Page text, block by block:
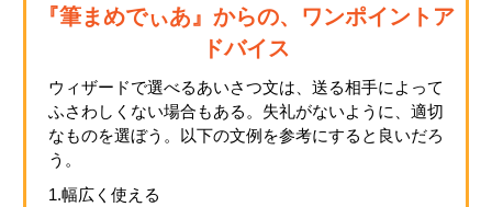
『筆まめでぃあ』からの、ワンポイントア
ドバイス
ウィザードで選べるあいさつ文は、送る相手によって
ふさわしくない場合もある。失礼がないように、適切
なものを選ぼう。以下の文例を参考にすると良いだろ
う。
1.幅広く使える